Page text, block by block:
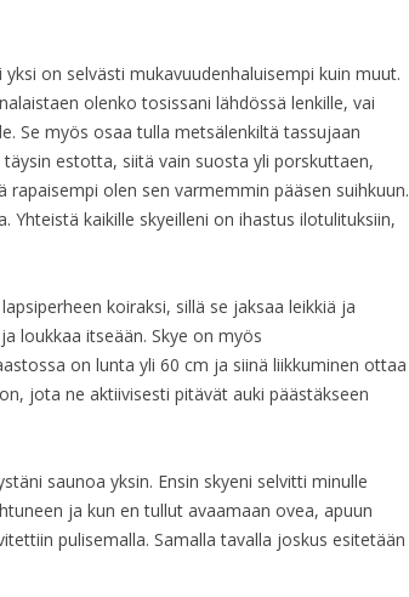
on selvästi mukavuudenhaluisempi kuin muut.
olenko tosissani lähdössä lenkille, vai
Se myös osaa tulla metsälenkiltä tassujaan
estotta, siitä vain suosta yli porskuttaen,
olen sen varmemmin pääsen suihkuun.
Yhteistä kaikille skyeilleni on ihastus ilotulituksiin,
koiraksi, sillä se jaksaa leikkiä ja
loukkaa itseään. Skye on myös
on lunta yli 60 cm ja siinä liikkuminen ottaa
jota ne aktiivisesti pitävät auki päästäkseen
saunoa yksin. Ensin skyeni selvitti minulle
ja kun en tullut avaamaan ovea, apuun
pulisemalla. Samalla tavalla joskus esitetään